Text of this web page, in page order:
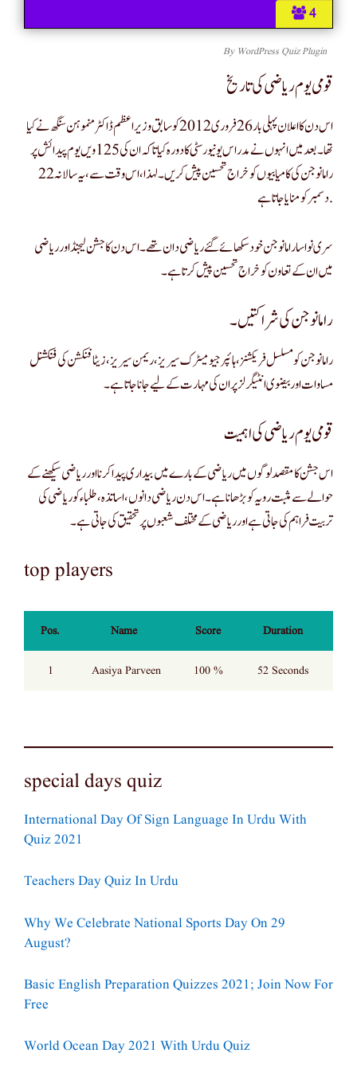
4
By WordPress Quiz Plugin
قومی یوم ریاضی کی تاریخ
اس دن کا اعلان پہلی بار 26 فروری 2012 کو سابق وزیر اعظم ڈاکٹر منموہن سنگھ نے کیا
تھا۔ بعد میں انہوں نے مدراس یونیورسٹی کا دورہ کیا تاکہ ان کی 125 ویں یوم پیدائش پر
رامانوجن کی کامیابیوں کو خراج تحسین پیش کریں۔ لہذا، اس وقت سے، یہ سالانہ 22
دسمبر کو منایا جاتا ہے.
سری نواسا رامانوجن خود سکھائے گئے ریاضی دان تھے۔ اس دن کا جشن لیجنڈ اور ریاضی
میں ان کے تعاون کو خراج تحسین پیش کرتا ہے۔
رامانوجن کی شراکتیں۔
رامانوجن کو مسلسل فریکشنز، ہائپر جیومیٹرک سیریز، ریمن سیریز، زیٹا فنکشن کی فنکشنل
مساوات اور بیضوی انٹیگرلز پر ان کی مہارت کے لیے جانا جاتا ہے۔
قومی یوم ریاضی کی اہمیت
اس جشن کا مقصد لوگوں میں ریاضی کے بارے میں بیداری پیدا کرنا اور ریاضی سیکھنے کے
حوالے سے مثبت رویہ کو بڑھانا ہے۔ اس دن ریاضی دانوں، اساتذہ، طلباء کو ریاضی کی
تربیت فراہم کی جاتی ہے اور ریاضی کے مختلف شعبوں پر تحقیق کی جاتی ہے۔
top players
Pos. Name Score Duration
1 Aasiya Parveen 100 % 52 Seconds
special days quiz
International Day Of Sign Language In Urdu With
Quiz 2021
Teachers Day Quiz In Urdu
Why We Celebrate National Sports Day On 29
August?
Basic English Preparation Quizzes 2021; Join Now For
Free
World Ocean Day 2021 With Urdu Quiz